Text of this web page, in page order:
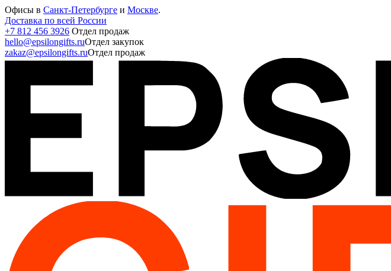
Офисы в Санкт-Петербурге и Москве.
Доставка по всей России
+7 812 456 3926 Отдел продаж
hello@epsilongifts.ruОтдел закупок
zakaz@epsilongifts.ruОтдел продаж